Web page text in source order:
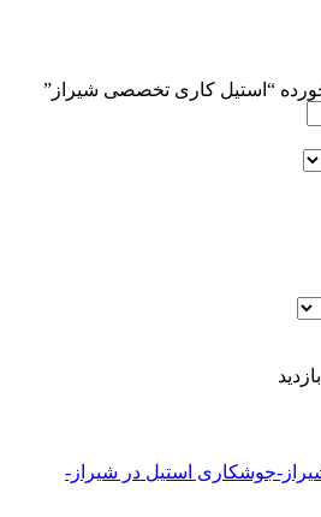
“استیل کاری تخصصی شیراز”